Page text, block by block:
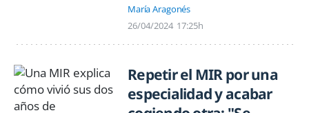
María Aragonés
26/04/2024 17:25h
Repetir el MIR por una
especialidad y acabar